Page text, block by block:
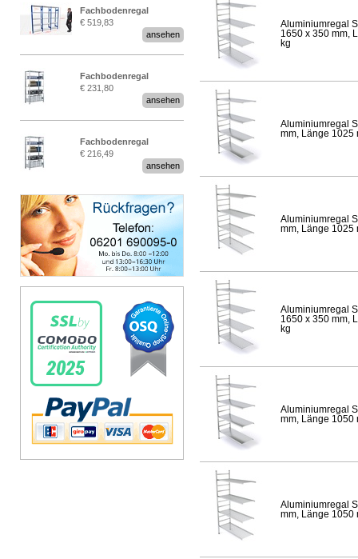
Fachbodenregal
Stecksystem MultiPlus
2,25 Meter breit
€ 519,83
ansehen
Fachbodenregal
Stecksystem MultiPlus
€ 231,80
ansehen
Fachbodenregal
Stecksystem MultiPlus
€ 216,49
ansehen
Aluminiumregal
1650 x 350 mm,
kg
Aluminiumregal
mm, Länge 1025
Aluminiumregal
mm, Länge 1025
Aluminiumregal
1650 x 350 mm,
kg
Aluminiumregal
mm, Länge 1050
Aluminiumregal
mm, Länge 1050